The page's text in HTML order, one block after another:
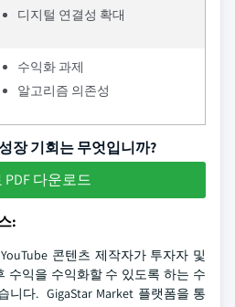
디지털 연결성 확대
수익화 과제
알고리즘 의존성
장 기회는 무엇입니까?
PDF 다운로드
:
콘텐츠 제작자가 투자자 및
수익을 수익화할 수 있도록 하는 수
니다. GigaStar Market 플랫폼을 통